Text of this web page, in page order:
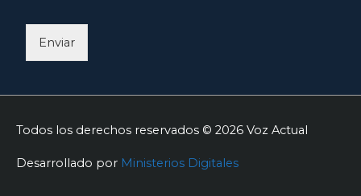
Enviar
Todos los derechos reservados © 2026 Voz Actual
Desarrollado por Ministerios Digitales